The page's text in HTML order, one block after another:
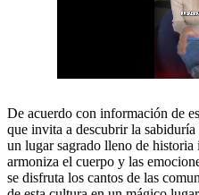
De acuerdo con información de
que invita a descubrir la
un lugar sagrado lleno de
armoniza el cuerpo y las
se disfruta los cantos de las